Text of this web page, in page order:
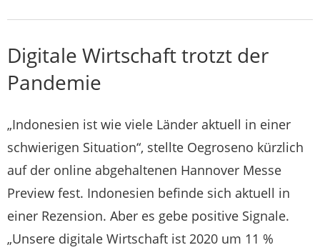
Digitale Wirtschaft trotzt der
Pandemie
„Indonesien ist wie viele Länder aktuell in einer
schwierigen Situation“, stellte Oegroseno kürzlich
auf der online abgehaltenen Hannover Messe
Preview fest. Indonesien befinde sich aktuell in
einer Rezension. Aber es gebe positive Signale.
„Unsere digitale Wirtschaft ist 2020 um 11 %